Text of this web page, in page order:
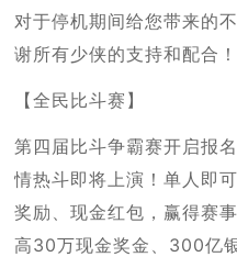
对于停机期间给您带来的
谢所有少侠的支持和配合！
【全民比斗赛】
第四届比斗争霸赛开启报
情热斗即将上演！单人即
奖励、现金红包，赢得赛
高30万现金奖金、300亿